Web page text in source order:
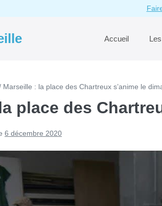
Accueil
Marseille : la place des Chartreux s’anime le
place des
6 décembre 2020